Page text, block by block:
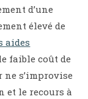
d’une
élevé de
aides
faible coût de
s’improvise
et le recours à